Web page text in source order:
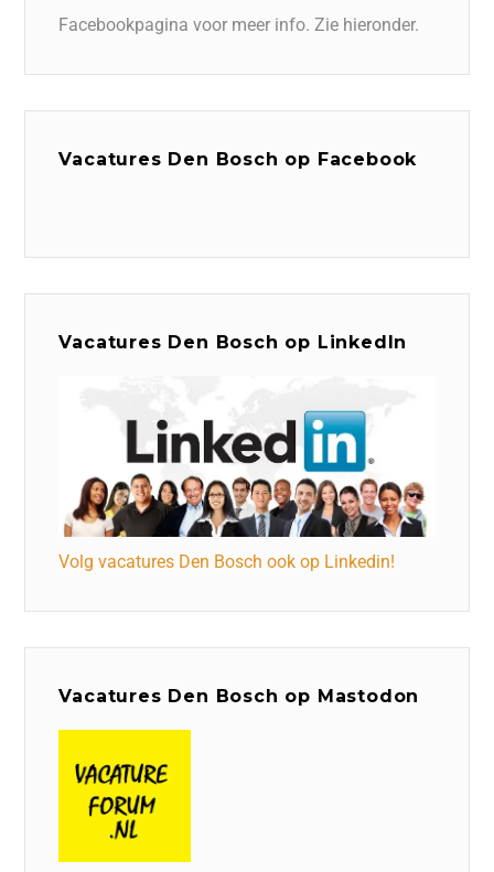
Facebookpagina voor meer info. Zie hieronder.
Vacatures Den Bosch op Facebook
Vacatures Den Bosch op LinkedIn
Volg vacatures Den Bosch ook op Linkedin!
Vacatures Den Bosch op Mastodon